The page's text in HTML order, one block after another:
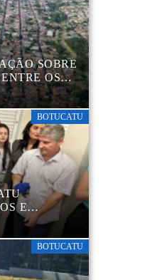
SOBRE
OS
BOTUCATU
E
BOTUCATU